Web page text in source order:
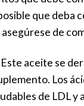
que
de
aceite se
Los
de LDL y